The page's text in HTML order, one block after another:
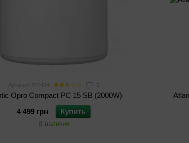
Артикул: 821454
Opro Compact PC 15 SB (2000W)
4 499 грн
Купить
В наличии